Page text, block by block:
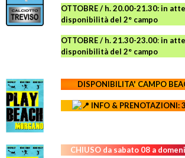
OTTOBRE / h. 20.00-21.30:in
disponibilità del 2° campo
OTTOBRE / h. 21.30-23.00:in
disponibilità del 2° campo
DISPONIBILITA' CAMPO
INFO & PRENOTAZIONI:
CHIUSO da sabato 08 a